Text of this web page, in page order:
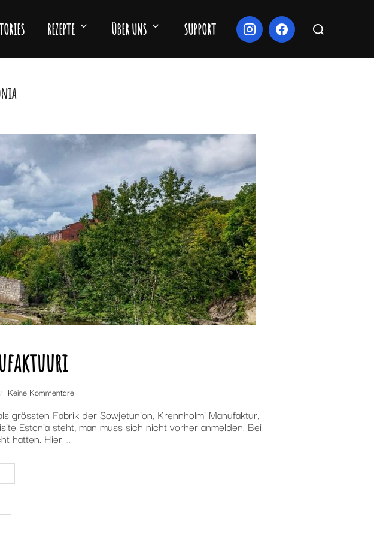
REZEPTE ÜBER UNS SUPPORT nach:
Keine Kommentare
grössten Fabrik der Sowjetunion, Krennholmi Manufaktur,
Estonia steht, man muss sich nicht vorher anmelden. Bei
hatten. Hier …
MANUFAKTUURI“